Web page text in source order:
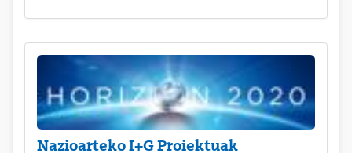
Nazioarteko I+G Proiektuak